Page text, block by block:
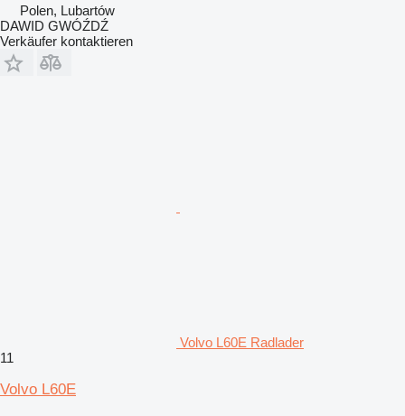
Polen, Lubartów
DAWID GWÓŹDŹ
Verkäufer kontaktieren
Volvo L60E Radlader
11
Volvo L60E